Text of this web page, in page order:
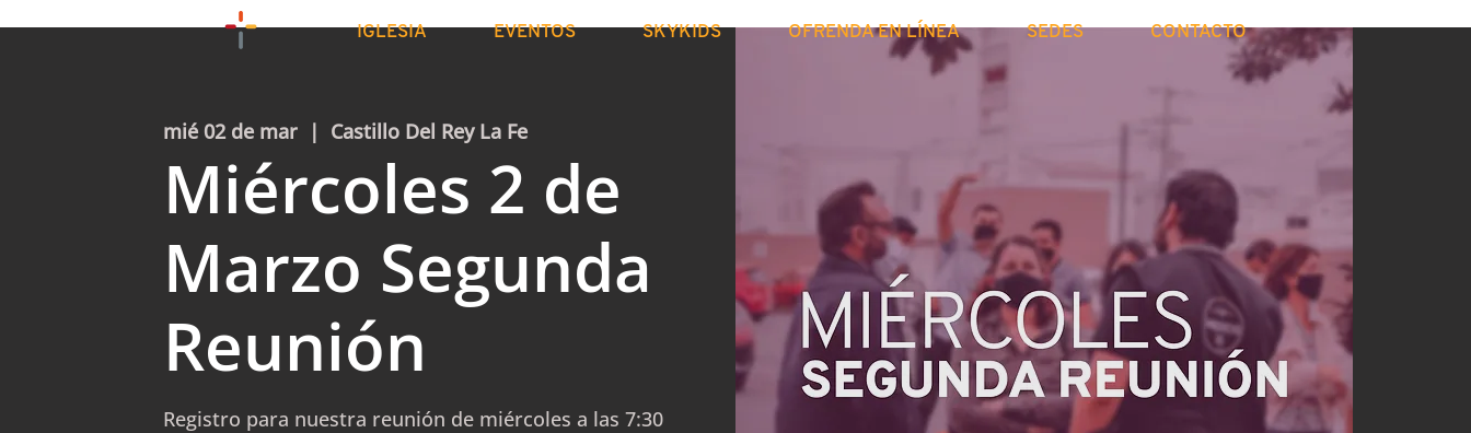
IGLESIA EVENTOS SKYKIDS OFRENDA EN LÍNEA SEDES CONTACTO
mié 02 de mar
  |
Castillo Del Rey La Fe
Miércoles 2 de
Marzo Segunda
Reunión
Registro para nuestra reunión de miércoles a las 7:30